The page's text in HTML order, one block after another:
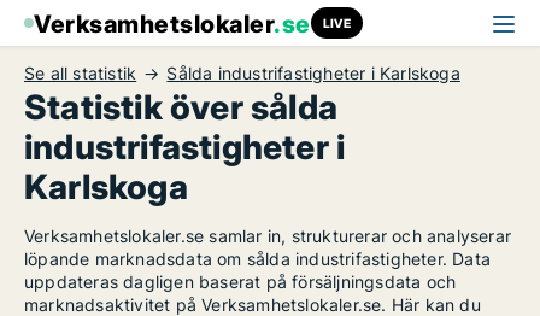
Verksamhetslokaler.se LIVE
Se all statistik Sålda industrifastigheter i Karlskoga
Statistik över sålda
industrifastigheter i
Karlskoga
Verksamhetslokaler.se samlar in, strukturerar och analyserar
löpande marknadsdata om sålda industrifastigheter. Data
uppdateras dagligen baserat på försäljningsdata och
marknadsaktivitet på Verksamhetslokaler.se. Här kan du